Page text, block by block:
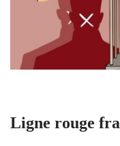
Ligne rouge